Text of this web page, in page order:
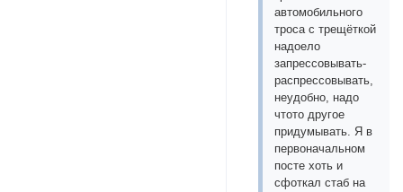
автомобильного
троса с трещёткой
надоело
запрессовывать-
распрессовывать,
неудобно, надо
чтото другое
придумывать. Я в
первоначальном
посте хоть и
сфоткал стаб на